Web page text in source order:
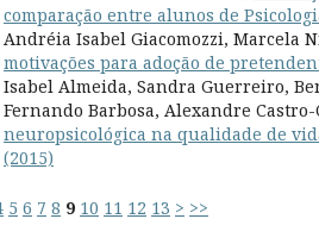
comparação entre alunos de
Andréia Isabel Giacomozzi, Marcela
motivações para adoção de
Isabel Almeida, Sandra Guerreiro,
Fernando Barbosa, Alexandre Castro-
neuropsicológica na qualidade de
(2015)
5 6 7 8 9 10 11 12 13 > >>